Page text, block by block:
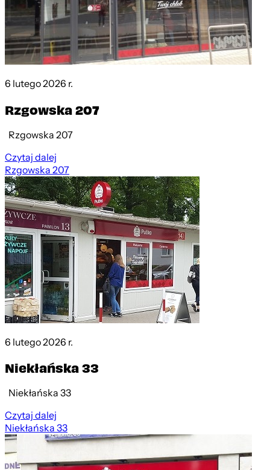
6 lutego 2026 r.
Rzgowska 207
Rzgowska 207
Czytaj dalej
Rzgowska 207
6 lutego 2026 r.
Niekłańska 33
Niekłańska 33
Czytaj dalej
Niekłańska 33